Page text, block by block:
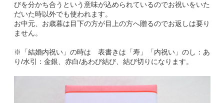
びを分かち合うという意味が込められているのでお祝いをいた
だいた時以外でも使われます。
お中元、お歳暮は目下の方が目上の方へ贈るのでお返しは要り
ません。
※「結婚内祝い」の時は 表書きは「寿」「内祝い」のし：あ
り/水引：金銀、赤白/あわび結び、結び切りになります。